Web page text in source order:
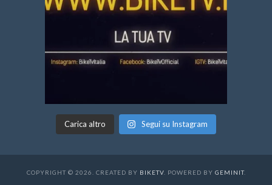
Carica altro Segui su Instagram
COPYRIGHT © 2026. CREATED BY BIKETV. POWERED BY GEMINIT.